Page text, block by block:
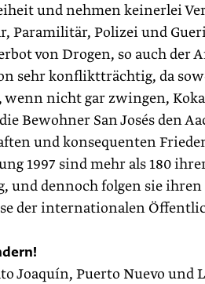
und nehmen keinerlei
Paramilitär, Polizei und
von Drogen, so auch der
sehr konfliktträchtig, da
nicht gar zwingen,
Bewohner San Josés den
und konsequenten
1997 sind mehr als 180
und dennoch folgen sie
der internationalen
Joaquín, Puerto Nuevo und